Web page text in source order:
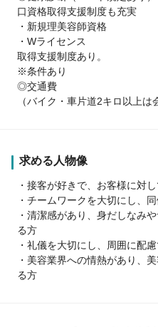
口資格取得支援制度も充実
・新規理美容師資格
・Wライセンス
取得支援制度あり。
※条件あり
◎交通費
（バイク・車片道2キロ以上は
求める人物像
・接客が好きで、お客様に対
・チームワークを大切にし、
・清潔感があり、身だしなみ
る方
・礼儀を大切にし、周囲に配
・美容業界への情熱があり、
る方